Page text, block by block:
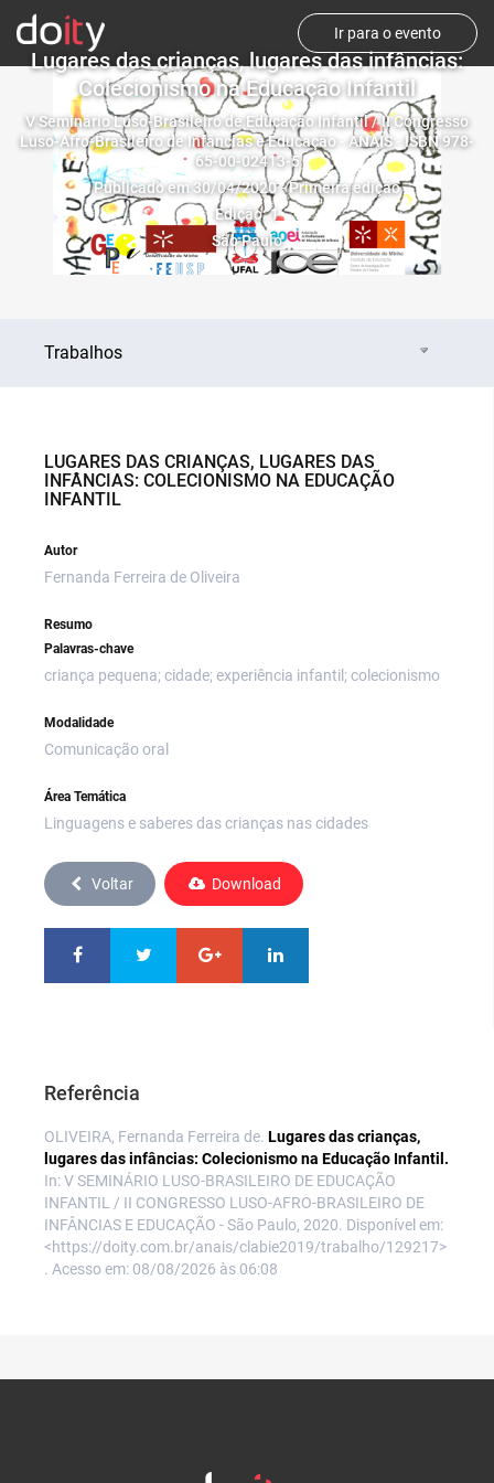
Ir para o evento
Lugares das crianças, lugares das infâncias:
Colecionismo na Educação Infantil
V Seminário Luso-Brasileiro de Educação Infantil / II Congresso
Luso-Afro-Brasileiro de Infâncias e Educação - ANAIS - ISBN 978-
65-00-02413-5
Publicado em 30/04/2020 - Primeira edição
Edição: 1
São Paulo
Trabalhos
LUGARES DAS CRIANÇAS, LUGARES DAS
INFÂNCIAS: COLECIONISMO NA EDUCAÇÃO
INFANTIL
Autor
Fernanda Ferreira de Oliveira
Resumo
Palavras-chave
criança pequena; cidade; experiência infantil; colecionismo
Modalidade
Comunicação oral
Área Temática
Linguagens e saberes das crianças nas cidades
Voltar Download
Referência
OLIVEIRA, Fernanda Ferreira de. Lugares das crianças,
lugares das infâncias: Colecionismo na Educação Infantil.
In: V SEMINÁRIO LUSO-BRASILEIRO DE EDUCAÇÃO
INFANTIL / II CONGRESSO LUSO-AFRO-BRASILEIRO DE
INFÂNCIAS E EDUCAÇÃO - São Paulo, 2020. Disponível em:
<https://doity.com.br/anais/clabie2019/trabalho/129217>
. Acesso em: 08/08/2026 às 06:08